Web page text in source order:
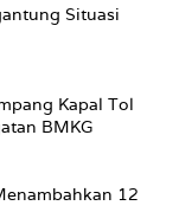
Situasi
Kapal Tol
BMKG
12